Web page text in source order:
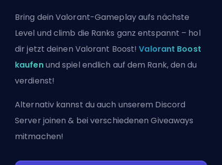
Bring dein Valorant-Gameplay aufs nächste
Level und climb die Ranks ganz entspannt – hol
dir jetzt deinen Valorant Boost!Valorant Boost
kaufenund spiel endlich auf dem Rank, den du
verdienst!
Alternativ kannst du auch unserem Discord
Server joinen & bei verschiedenen Giveaways
mitmachen!